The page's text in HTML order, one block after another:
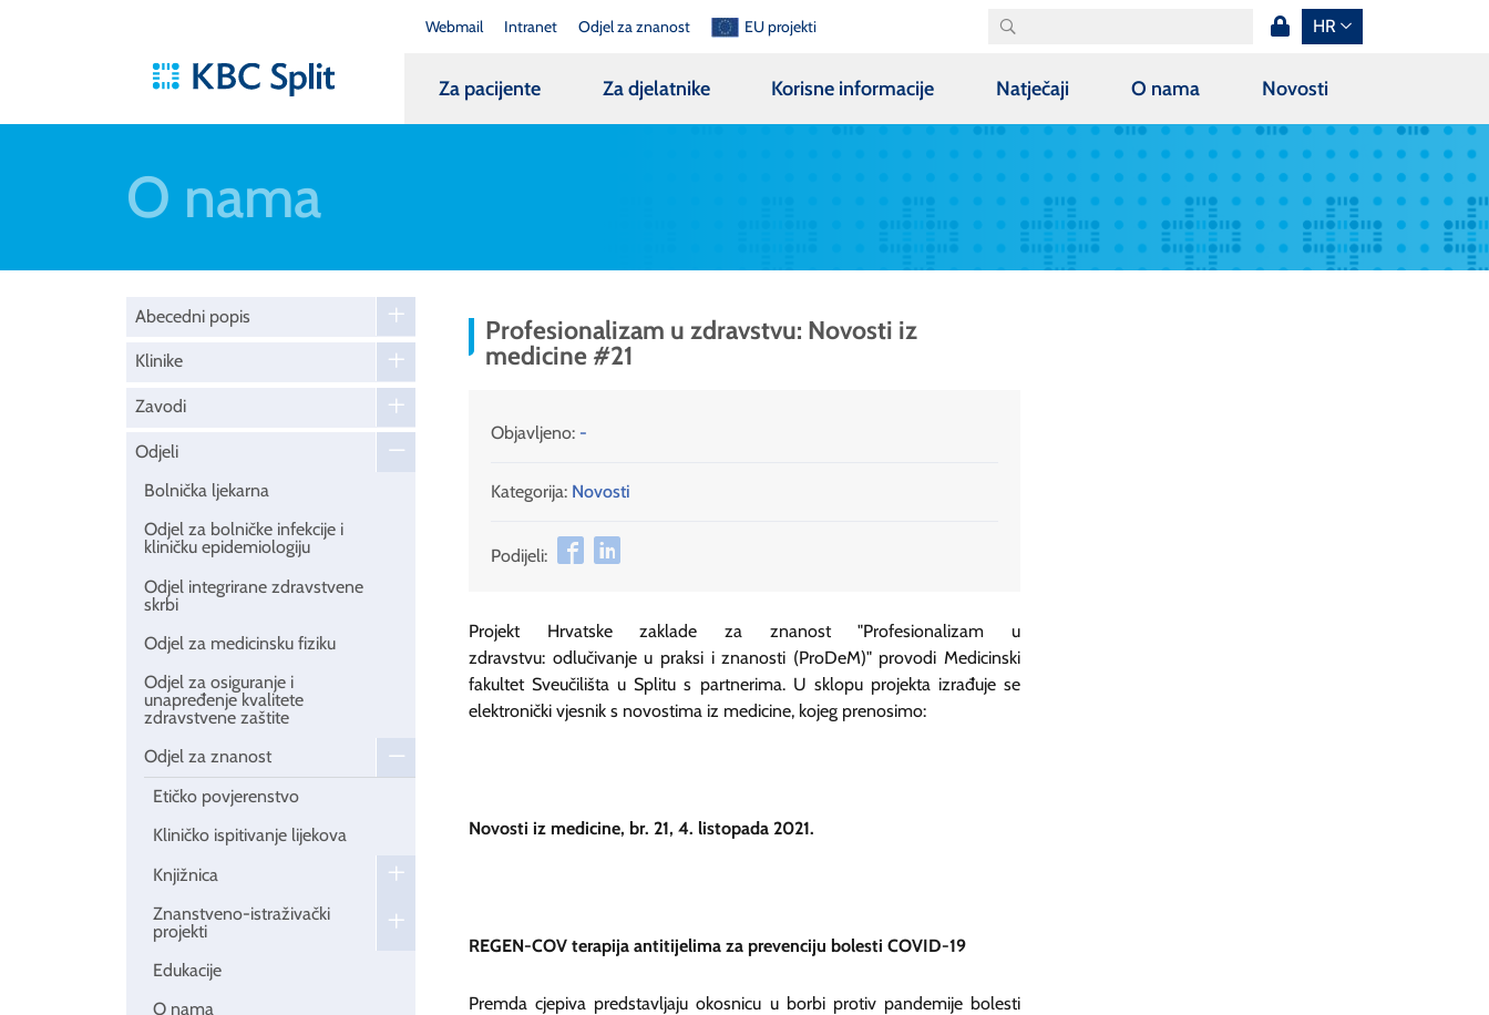
Webmail Intranet Odjel za znanost EU projekti HR
Za pacijente Za djelatnike Korisne informacije Natječaji O nama Novosti
O nama
Abecedni popis
Klinike
Zavodi
Odjeli
Bolnička ljekarna
Odjel za bolničke infekcije i
kliničku epidemiologiju
Odjel integrirane zdravstvene
skrbi
Odjel za medicinsku fiziku
Odjel za osiguranje i
unapređenje kvalitete
zdravstvene zaštite
Odjel za znanost
Etičko povjerenstvo
Kliničko ispitivanje lijekova
Knjižnica
Znanstveno-istraživački
projekti
Edukacije
O nama
Profesionalizam u zdravstvu: Novosti iz
medicine #21
Objavljeno: -
Kategorija: Novosti
Podijeli:
Projekt Hrvatske zaklade za znanost "Profesionalizam u
zdravstvu: odlučivanje u praksi i znanosti (ProDeM)" provodi Medicinski
fakultet Sveučilišta u Splitu s partnerima. U sklopu projekta izrađuje se
elektronički vjesnik s novostima iz medicine, kojeg prenosimo:
Novosti iz medicine, br. 21, 4. listopada 2021.
REGEN-COV terapija antitijelima za prevenciju bolesti COVID-19
Premda cjepiva predstavljaju okosnicu u borbi protiv pandemije bolesti